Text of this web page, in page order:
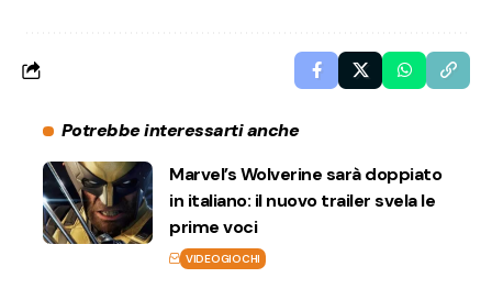
Potrebbe interessarti anche
Marvel’s Wolverine sarà doppiato
in italiano: il nuovo trailer svela le
prime voci
VIDEOGIOCHI